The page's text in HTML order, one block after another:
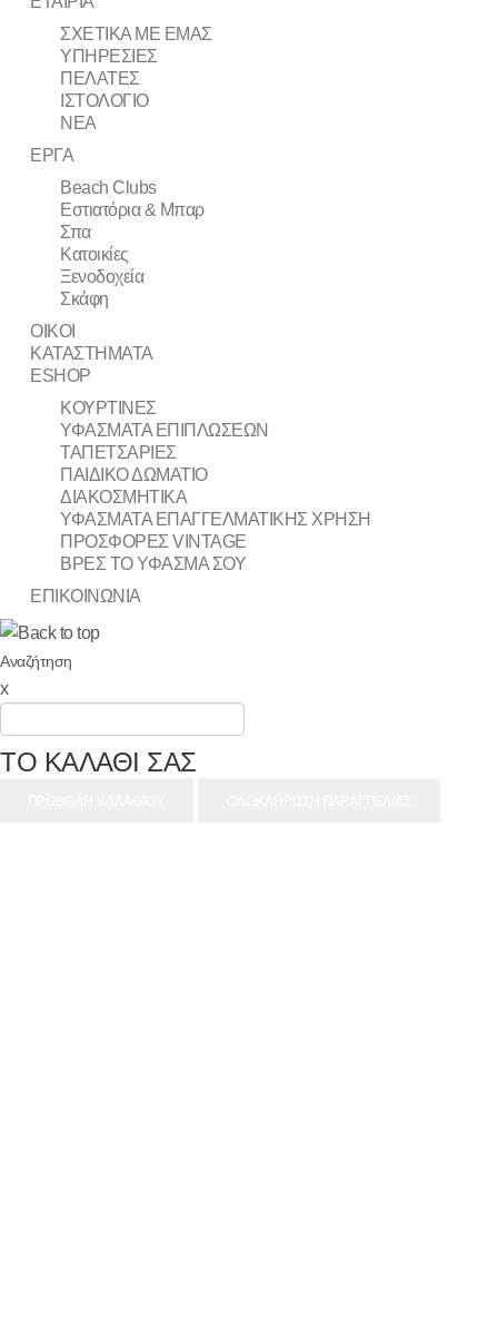
ΣΧΕΤΙΚΑ ΜΕ ΕΜΑΣ
ΥΠΗΡΕΣΙΕΣ
ΠΕΛΑΤΕΣ
ΙΣΤΟΛΟΓΙΟ
ΝΕΑ
ΕΡΓΑ
Beach Clubs
Εστιατόρια & Μπαρ
Σπα
Κατοικίες
Ξενοδοχεία
Σκάφη
ΟΙΚΟΙ
ΚΑΤΑΣΤΗΜΑΤΑ
ESHOP
ΚΟΥΡΤΙΝΕΣ
ΥΦΑΣΜΑΤΑ ΕΠΙΠΛΩΣΕΩΝ
ΤΑΠΕΤΣΑΡΙΕΣ
ΠΑΙΔΙΚΟ ΔΩΜΑΤΙΟ
ΔΙΑΚΟΣΜΗΤΙΚΑ
ΥΦΑΣΜΑΤΑ ΕΠΑΓΓΕΛΜΑΤΙΚΗΣ ΧΡΗΣΗ
ΠΡΟΣΦΟΡΕΣ VINTAGE
ΒΡΕΣ ΤΟ ΥΦΑΣΜΑ ΣΟΥ
ΕΠΙΚΟΙΝΩΝΙΑ
Αναζήτηση
x
ΤΟ ΚΑΛΑΘΙ ΣΑΣ